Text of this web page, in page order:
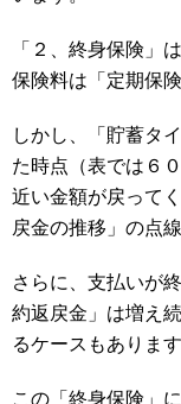
「２、終身保険」
保険料は「定期保
しかし、「貯蓄タ
た時点（表では６
近い金額が戻って
戻金の推移」の点
さらに、支払いが
約返戻金」は増え
るケースもあります
この「終身保険」